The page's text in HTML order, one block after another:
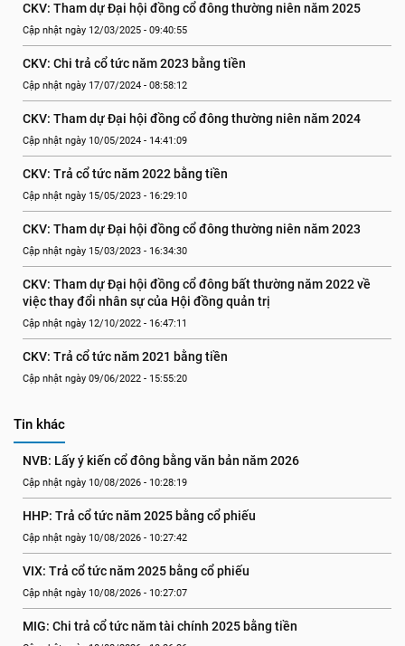
CKV: Tham dự Đại hội đồng cổ đông thường niên năm 2025
Cập nhật ngày 12/03/2025 - 09:40:55
CKV: Chi trả cổ tức năm 2023 bằng tiền
Cập nhật ngày 17/07/2024 - 08:58:12
CKV: Tham dự Đại hội đồng cổ đông thường niên năm 2024
Cập nhật ngày 10/05/2024 - 14:41:09
CKV: Trả cổ tức năm 2022 bằng tiền
Cập nhật ngày 15/05/2023 - 16:29:10
CKV: Tham dự Đại hội đồng cổ đông thường niên năm 2023
Cập nhật ngày 15/03/2023 - 16:34:30
CKV: Tham dự Đại hội đồng cổ đông bất thường năm 2022 về
việc thay đổi nhân sự của Hội đồng quản trị
Cập nhật ngày 12/10/2022 - 16:47:11
CKV: Trả cổ tức năm 2021 bằng tiền
Cập nhật ngày 09/06/2022 - 15:55:20
Tin khác
NVB: Lấy ý kiến cổ đông bằng văn bản năm 2026
Cập nhật ngày 10/08/2026 - 10:28:19
HHP: Trả cổ tức năm 2025 bằng cổ phiếu
Cập nhật ngày 10/08/2026 - 10:27:42
VIX: Trả cổ tức năm 2025 bằng cổ phiếu
Cập nhật ngày 10/08/2026 - 10:27:07
MIG: Chi trả cổ tức năm tài chính 2025 bằng tiền